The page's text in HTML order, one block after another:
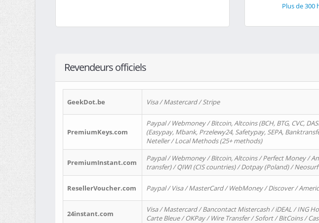
Plus de 300
Revendeurs officiels
GeekDot.be Visa / Mastercard / Stripe
PremiumKeys.com
Paypal / Webmoney / Bitcoin, Altcoins (BCH, BTG, CVC,
(Easypay, Mbank, Przelewy24, Safetypay, SEPA,
Neteller / Local Methods (25+ methods)
PremiumInstant.com
Paypal / Webmoney / Bitcoin, Altcoins / Perfect Money /
transfer) / QIWI (CIS countries) / Dotpay (Poland) /
ResellerVoucher.com Paypal / Visa / MasterCard / WebMoney / Discover /
24instant.com
Visa / Mastercard / Bancontact Mistercash / iDEAL / ING
Carte Bleue / OKPay / Wire Transfer / Sofort / BitCoins /